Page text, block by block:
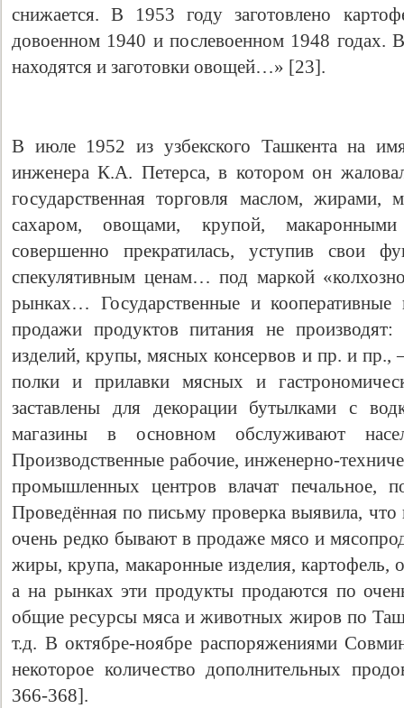
снижается. В 1953 году заготовлено
довоенном 1940 и послевоенном 1948 годах.
находятся и заготовки овощей…» [23].
В июле 1952 из узбекского Ташкента на
инженера К.А. Петерса, в котором он
государственная торговля маслом,
сахаром, овощами, крупой,
совершенно прекратилась, уступив свои
спекулятивным ценам… под маркой
рынках… Государственные и кооперативные
продажи продуктов питания не
изделий, крупы, мясных консервов и пр. и пр.,
полки и прилавки мясных и
заставлены для декорации бутылками с
магазины в основном обслуживают
Производственные рабочие, инженерно-
промышленных центров влачат печальное,
Проведённая по письму проверка выявила,
очень редко бывают в продаже мясо и
жиры, крупа, макаронные изделия,
а на рынках эти продукты продаются по
общие ресурсы мяса и животных жиров по
т.д. В октябре-ноябре распоряжениями
некоторое количество дополнительных
366-368].